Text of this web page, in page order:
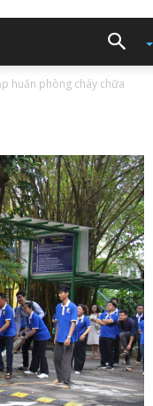
huấn phòng cháy chữa